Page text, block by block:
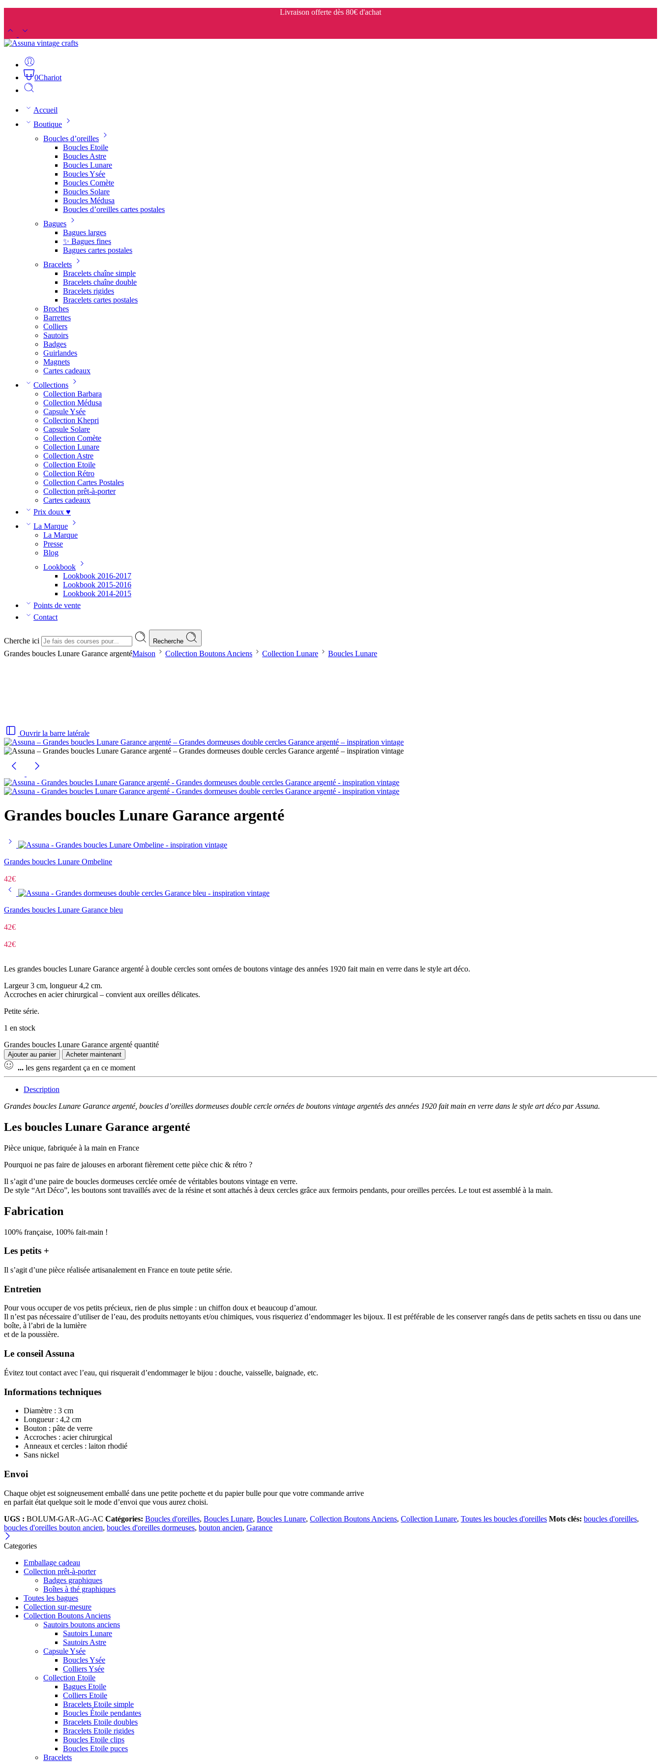
Livraison offerte dès 80€ d'achat
0Chariot
Accueil
Boutique
Boucles d’oreilles
Boucles Etoile
Boucles Astre
Boucles Lunare
Boucles Ysée
Boucles Comète
Boucles Solare
Boucles Médusa
Boucles d’oreilles cartes postales
Bagues
Bagues larges
✨ Bagues fines
Bagues cartes postales
Bracelets
Bracelets chaîne simple
Bracelets chaîne double
Bracelets rigides
Bracelets cartes postales
Broches
Barrettes
Colliers
Sautoirs
Badges
Guirlandes
Magnets
Cartes cadeaux
Collections
Collection Barbara
Collection Médusa
Capsule Ysée
Collection Khepri
Capsule Solare
Collection Comète
Collection Lunare
Collection Astre
Collection Etoile
Collection Rétro
Collection Cartes Postales
Collection prêt-à-porter
Cartes cadeaux
Prix doux ♥
La Marque
La Marque
Presse
Blog
Lookbook
Lookbook 2016-2017
Lookbook 2015-2016
Lookbook 2014-2015
Points de vente
Contact
Cherche ici Recherche
Grandes boucles Lunare Garance argentéMaison Collection Boutons Anciens Collection Lunare Boucles Lunare
Ouvrir la barre latérale
Grandes boucles Lunare Garance argenté
Grandes boucles Lunare Ombeline
42€
Grandes boucles Lunare Garance bleu
42€
42€
Les grandes boucles Lunare Garance argenté à double cercles sont ornées de boutons vintage des années 1920 fait main en verre dans le style art déco.
Largeur 3 cm, longueur 4,2 cm.
Accroches en acier chirurgical – convient aux oreilles délicates.
Petite série.
1 en stock
Grandes boucles Lunare Garance argenté quantité
Ajouter au panier Acheter maintenant
... les gens regardent ça en ce moment
Description
Grandes boucles Lunare Garance argenté, boucles d’oreilles dormeuses double cercle ornées de boutons vintage argentés des années 1920 fait main en verre dans le style art déco par Assuna.
Les boucles Lunare Garance argenté
Pièce unique, fabriquée à la main en France
Pourquoi ne pas faire de jalouses en arborant fièrement cette pièce chic & rétro ?
Il s’agit d’une paire de boucles dormeuses cerclée ornée de véritables boutons vintage en verre.
De style “Art Déco”, les boutons sont travaillés avec de la résine et sont attachés à deux cercles grâce aux fermoirs pendants, pour oreilles percées. Le tout est assemblé à la main.
Fabrication
100% française, 100% fait-main !
Les petits +
Il s’agit d’une pièce réalisée artisanalement en France en toute petite série.
Entretien
Pour vous occuper de vos petits précieux, rien de plus simple : un chiffon doux et beaucoup d’amour.
Il n’est pas nécessaire d’utiliser de l’eau, des produits nettoyants et/ou chimiques, vous risqueriez d’endommager les bijoux. Il est préférable de les conserver rangés dans de petits sachets en tissu ou dans une
boîte, à l’abri de la lumière
et de la poussière.
Le conseil Assuna
Évitez tout contact avec l’eau, qui risquerait d’endommager le bijou : douche, vaisselle, baignade, etc.
Informations techniques
Diamètre : 3 cm
Longueur : 4,2 cm
Bouton : pâte de verre
Accroches : acier chirurgical
Anneaux et cercles : laiton rhodié
Sans nickel
Envoi
Chaque objet est soigneusement emballé dans une petite pochette et du papier bulle pour que votre commande arrive
en parfait état quelque soit le mode d’envoi que vous aurez choisi.
UGS : BOLUM-GAR-AG-AC Catégories: Boucles d'oreilles, Boucles Lunare, Boucles Lunare, Collection Boutons Anciens, Collection Lunare, Toutes les boucles d'oreilles Mots clés: boucles d'oreilles,
boucles d'oreilles bouton ancien, boucles d'oreilles dormeuses, bouton ancien, Garance
Categories
Emballage cadeau
Collection prêt-à-porter
Badges graphiques
Boîtes à thé graphiques
Toutes les bagues
Collection sur-mesure
Collection Boutons Anciens
Sautoirs boutons anciens
Sautoirs Lunare
Sautoirs Astre
Capsule Ysée
Boucles Ysée
Colliers Ysée
Collection Etoile
Bagues Etoile
Colliers Etoile
Bracelets Etoile simple
Boucles Étoile pendantes
Bracelets Etoile doubles
Bracelets Etoile rigides
Boucles Etoile clips
Boucles Etoile puces
Bracelets